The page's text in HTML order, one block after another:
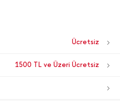
Ücretsiz
1500 TL ve Üzeri Ücretsiz